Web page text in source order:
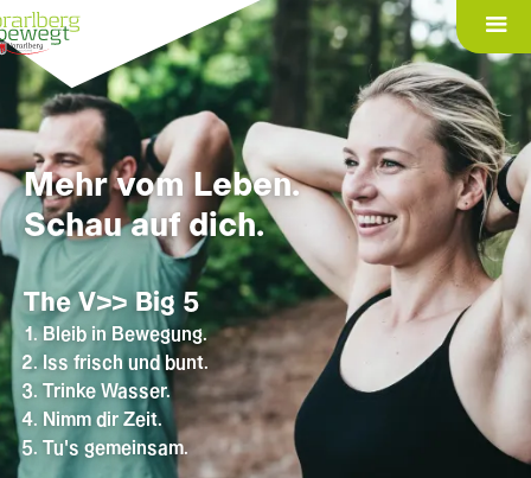
Mehr vom Leben.
Schau auf dich.
The V>> Big 5
Bleib in Bewegung.
Iss frisch und bunt.
Trinke Wasser.
Nimm dir Zeit.
Tu's gemeinsam.